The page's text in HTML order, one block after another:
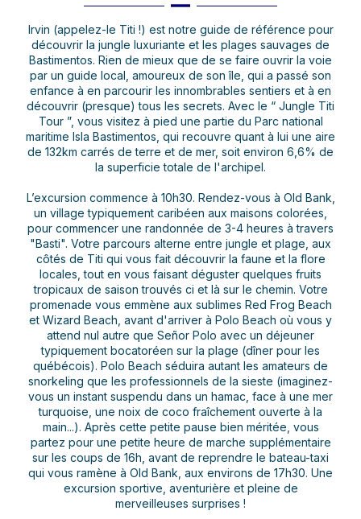
Irvin (appelez-le Titi !) est notre guide de référence pour
découvrir la jungle luxuriante et les plages sauvages de
Bastimentos. Rien de mieux que de se faire ouvrir la voie
par un guide local, amoureux de son île, qui a passé son
enfance à en parcourir les innombrables sentiers et à en
découvrir (presque) tous les secrets. Avec le “ Jungle Titi
Tour ”, vous visitez à pied une partie du Parc national
maritime Isla Bastimentos, qui recouvre quant à lui une aire
de 132km carrés de terre et de mer, soit environ 6,6% de
la superficie totale de l'archipel.
L’excursion commence à 10h30. Rendez-vous à Old Bank,
un village typiquement caribéen aux maisons colorées,
pour commencer une randonnée de 3-4 heures à travers
"Basti". Votre parcours alterne entre jungle et plage, aux
côtés de Titi qui vous fait découvrir la faune et la flore
locales, tout en vous faisant déguster quelques fruits
tropicaux de saison trouvés ci et là sur le chemin. Votre
promenade vous emmène aux sublimes Red Frog Beach
et Wizard Beach, avant d'arriver à Polo Beach où vous y
attend nul autre que Señor Polo avec un déjeuner
typiquement bocatoréen sur la plage (dîner pour les
québécois). Polo Beach séduira autant les amateurs de
snorkeling que les professionnels de la sieste (imaginez-
vous un instant suspendu dans un hamac, face à une mer
turquoise, une noix de coco fraîchement ouverte à la
main...). Après cette petite pause bien méritée, vous
partez pour une petite heure de marche supplémentaire
sur les coups de 16h, avant de reprendre le bateau-taxi
qui vous ramène à Old Bank, aux environs de 17h30. Une
excursion sportive, aventurière et pleine de
merveilleuses surprises !